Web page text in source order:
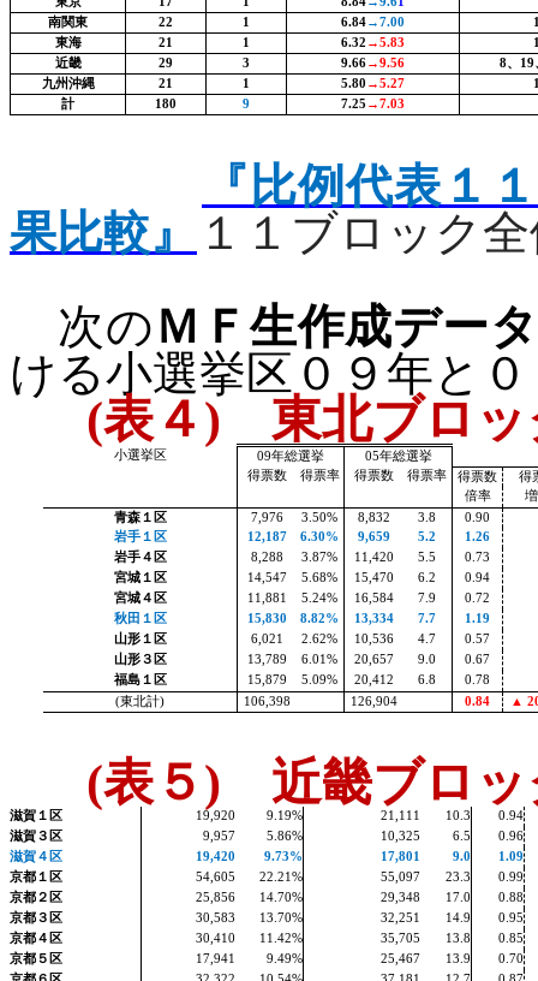
南関東
22 1 6.84→7.00
東海
21 1 6.32 →5.83
近畿
29 3 9.66→9.56 8、 19
九州沖縄
21 1 5.80 →5.27
計
180 9 7.25 →7.03
『比例代表１
果比較』
１１ブロック
次のＭＦ生作成データ
ける小選挙区０９年と
(表４) 東北ブロッ
小選挙区 09年総選挙 05年総選挙
得票数
得票率 得票数 得票率 得票数
得
倍率
青森１区
7,976 3.50% 8,832 3.8
0.90
岩手１区
12,187 6.30% 9,659 5.2
1.26
岩手４区
8,288 3.87% 11,420 5.5
0.73
宮城１区
14,547 5.68% 15,470 6.2
0.94
宮城４区
11,881 5.24% 16,584 7.9
0.72
秋田１区
15,830 8.82% 13,334 7.7
1.19
山形１区
6,021 2.62% 10,536 4.7
0.57
山形３区
13,789 6.01% 20,657 9.0
0.67
福島１区
15,879 5.09% 20,412 6.8
0.78
(東北計) 106,398 126,904 0.84 ▲
(表５) 近畿ブロッ
滋賀１区 19,920 9.19% 21,111 10.3
0.94
滋賀３区
9,957 5.86% 10,325 6.5
0.96
滋賀４区
19,420 9.73% 17,801 9.0
1.09
京都１区
54,605 22.21% 55,097 23.3
0.99
京都２区
25,856 14.70% 29,348 17.0
0.88
京都３区
30,583 13.70% 32,251 14.9
0.95
京都４区
30,410 11.42% 35,705 13.8
0.85
京都５区
17,941 9.49% 25,467 13.9
0.70